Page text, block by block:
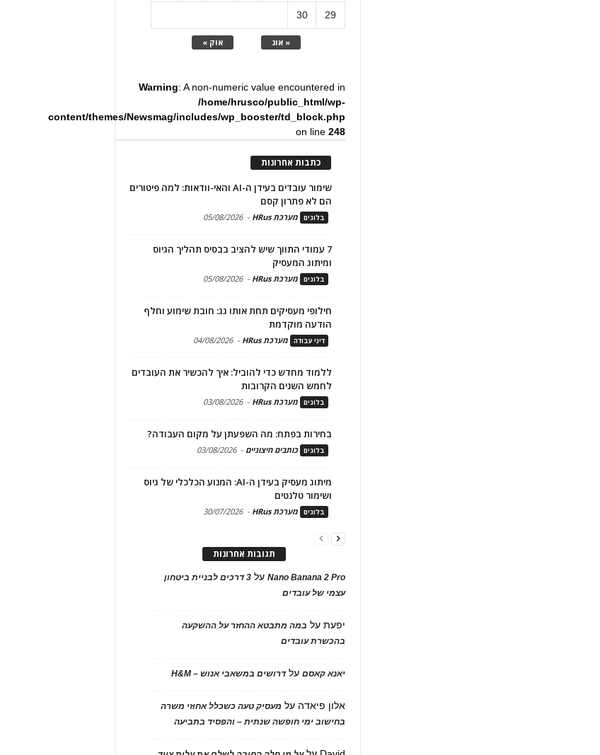
« אוג אוק »
29
30
Warning: A non-numeric value encountered in
/home/hrusco/public_html/wp-
content/themes/Newsmag/includes/wp_booster/td_block.php
on line248
כתבות אחרונות
שימור עובדים בעידן ה-AI והאי-וודאות: למה פיטורים
הם לא פתרון קסם
בלוגים מערכת HRus -
05/08/2026
7 עמודי התווך שיש להציב בבסיס תהליך הגיוס
ומיתוג המעסיק
בלוגים מערכת HRus -
05/08/2026
חילופי מעסיקים תחת אותו גג: חובת שימוע וחלף
הודעה מוקדמת
דיני עבודה מערכת HRus -
04/08/2026
ללמוד מחדש כדי להוביל: איך להכשיר את העובדים
לחמש השנים הקרובות
בלוגים מערכת HRus -
03/08/2026
בחירות בפתח: מה השפעתן על מקום העבודה?
בלוגים כותבים חיצוניים -
03/08/2026
מיתוג מעסיק בעידן ה-AI: המנוע הכלכלי של גיוס
ושימור טלנטים
בלוגים מערכת HRus -
30/07/2026
תגובות אחרונות
Nano Banana 2 Proעל
3 דרכים לבניית ביטחון
עצמי של עובדים
יפעתעל במה מתבטא ההחזר על ההשקעה
בהכשרת עובדים
יאנא קאסםעלדרושים במשאבי אנוש – H&M
אלון פיאדה על מעסיק טעה כשכלל אחוזי משרה
בחישוב ימי חופשה שנתית – והפסיד בתביעה